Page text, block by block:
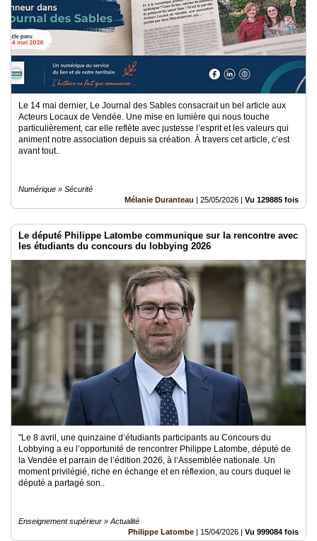
Le 14 mai dernier, Le Journal des Sables consacrait un bel article aux
Acteurs Locaux de Vendée. Une mise en lumière qui nous touche
particulièrement, car elle reflète avec justesse l’esprit et les valeurs qui
animent notre association depuis sa création. À travers cet article, c’est
avant tout..
Numérique » Sécurité
Mélanie Duranteau | 25/05/2026 | Vu 129885 fois
Le député Philippe Latombe communique sur la rencontre avec
les étudiants du concours du lobbying 2026
"Le 8 avril, une quinzaine d’étudiants participants au Concours du
Lobbying a eu l’opportunité de rencontrer Philippe Latombe, député de
la Vendée et parrain de l’édition 2026, à l’Assemblée nationale. Un
moment privilégié, riche en échange et en réflexion, au cours duquel le
député a partagé son..
Enseignement supérieur » Actualité
Philippe Latombe | 15/04/2026 | Vu 999084 fois